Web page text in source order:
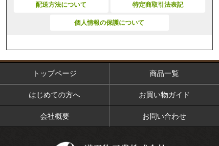
配送方法について 特定商取引法表記
個人情報の保護について
トップページ 商品一覧
はじめての方へ お買い物ガイド
会社概要 お問い合わせ